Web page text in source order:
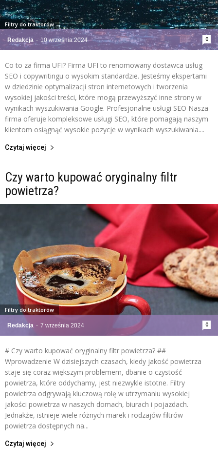
Redakcja - 10 września 2024 0
Filtry do traktorów
Co to za firma UFI? Firma UFI to renomowany dostawca usług
SEO i copywritingu o wysokim standardzie. Jesteśmy ekspertami
w dziedzinie optymalizacji stron internetowych i tworzenia
wysokiej jakości treści, które mogą przewyższyć inne strony w
wynikach wyszukiwania Google. Profesjonalne usługi SEO Nasza
firma oferuje kompleksowe usługi SEO, które pomagają naszym
klientom osiągnąć wysokie pozycje w wynikach wyszukiwania....
Czytaj więcej
Czy warto kupować oryginalny filtr
powietrza?
Redakcja - 7 września 2024 0
Filtry do traktorów
# Czy warto kupować oryginalny filtr powietrza? ##
Wprowadzenie W dzisiejszych czasach, kiedy jakość powietrza
staje się coraz większym problemem, dbanie o czystość
powietrza, które oddychamy, jest niezwykle istotne. Filtry
powietrza odgrywają kluczową rolę w utrzymaniu wysokiej
jakości powietrza w naszych domach, biurach i pojazdach.
Jednakże, istnieje wiele różnych marek i rodzajów filtrów
powietrza dostępnych na...
Czytaj więcej